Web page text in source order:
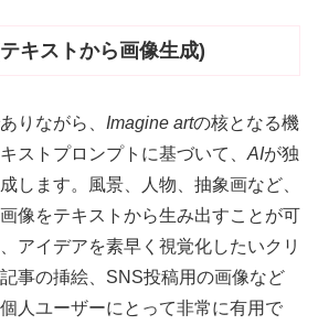
キストから画像生成)
りながら、 Imagine artの核となる機
ストプロンプトに基づいて、 AIが独
します。風景、人物、抽象画など、
像をテキストから生み出すことが可
アイデアを素早く視覚化したいクリ
事の挿絵、SNS投稿用の画像など
人ユーザーにとって非常に有用で